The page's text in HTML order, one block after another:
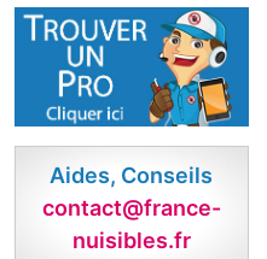
Aides, Conseils
contact@france-
nuisibles.fr